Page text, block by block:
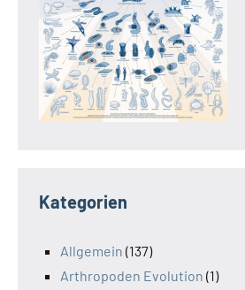
Kategorien
Allgemein (137)
Arthropoden Evolution (1)